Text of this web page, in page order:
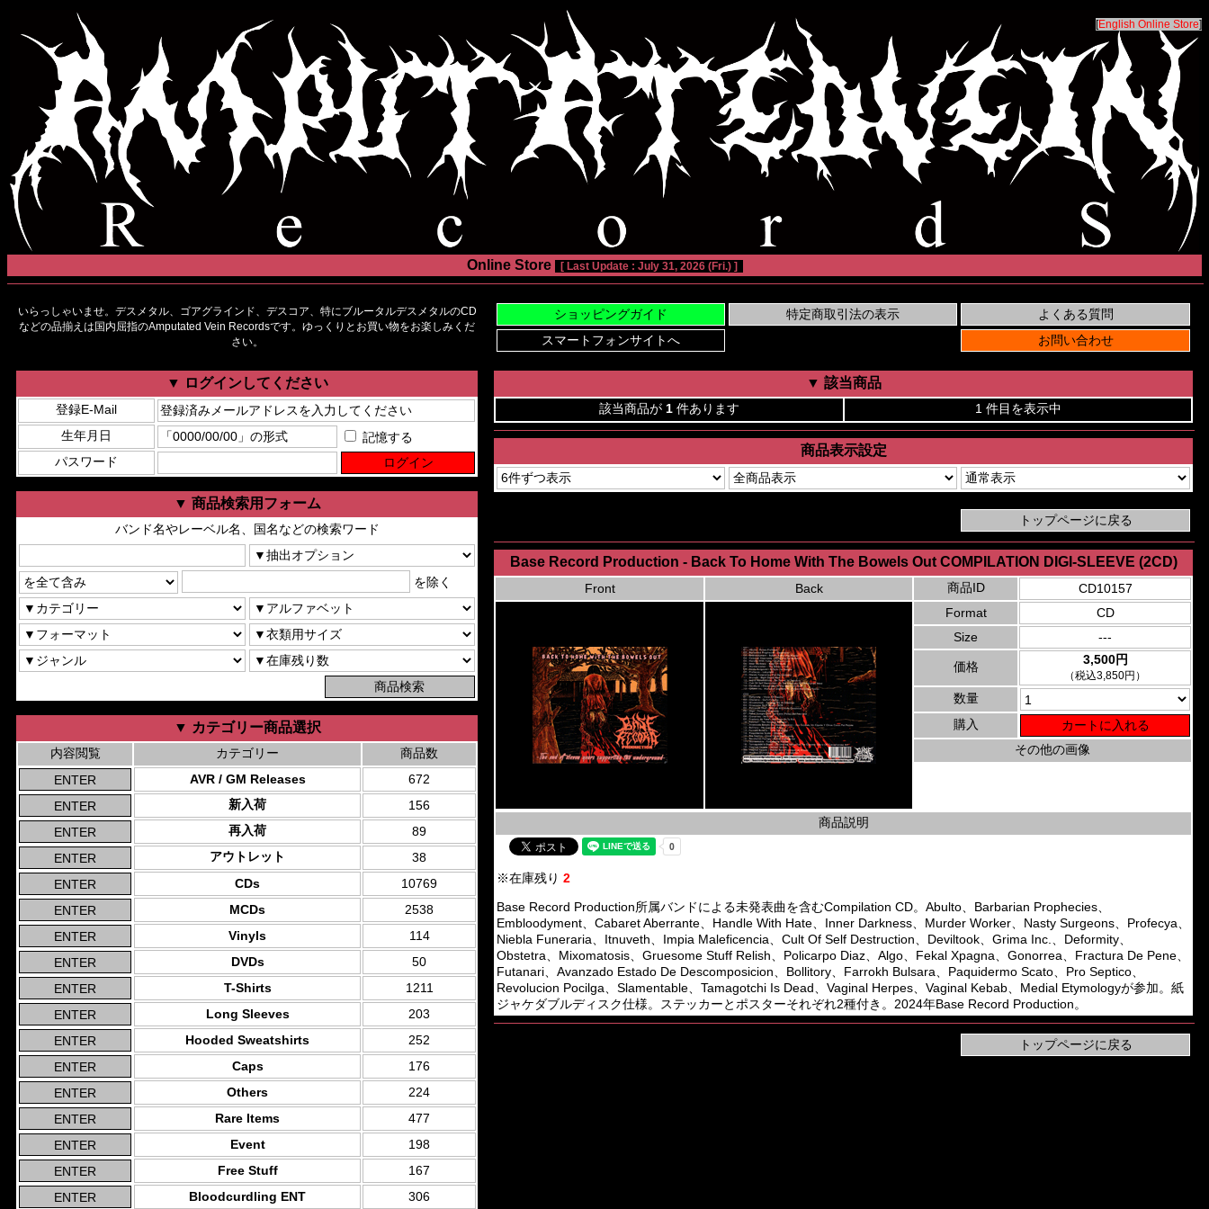
[English Online Store]
Online Store [ Last Update : July 31, 2026 (Fri.) ]
いらっしゃいませ。デスメタル、ゴアグラインド、デスコア、特にブルータルデスメタルのCD
などの品揃えは国内屈指のAmputated Vein Recordsです。ゆっくりとお買い物をお楽しみくだ
さい。
▼ ログインしてください
登録E-Mail
生年月日
記憶する
パスワード
▼ 商品検索用フォーム
バンド名やレーベル名、国名などの検索ワード
を除く
▼ カテゴリー商品選択
内容閲覧 カテゴリー
商品数
AVR / GM Releases
672
新入荷
156
再入荷
89
アウトレット
38
CDs
10769
MCDs
2538
Vinyls
114
DVDs
50
T-Shirts
1211
Long Sleeves
203
Hooded Sweatshirts
252
Caps
176
Others
224
Rare Items
477
Event
198
Free Stuff
167
Bloodcurdling ENT
306
▼ 該当商品
該当商品が 1 件あります 1 件目を表示中
商品表示設定
Base Record Production - Back To Home With The Bowels Out COMPILATION DIGI-SLEEVE (2CD)
Front Back 商品ID
CD10157
Format
CD
Size
---
価格 3,500円
（税込3,850円）
数量
購入
その他の画像
商品説明
※在庫残り 2
Base Record Production所属バンドによる未発表曲を含むCompilation CD。Abulto、Barbarian Prophecies、
Embloodyment、Cabaret Aberrante、Handle With Hate、Inner Darkness、Murder Worker、Nasty Surgeons、Profecya、
Niebla Funeraria、Itnuveth、Impia Maleficencia、Cult Of Self Destruction、Deviltook、Grima Inc.、Deformity、
Obstetra、Mixomatosis、Gruesome Stuff Relish、Policarpo Diaz、Algo、Fekal Xpagna、Gonorrea、Fractura De Pene、
Futanari、Avanzado Estado De Descomposicion、Bollitory、Farrokh Bulsara、Paquidermo Scato、Pro Septico、
Revolucion Pocilga、Slamentable、Tamagotchi Is Dead、Vaginal Herpes、Vaginal Kebab、Medial Etymologyが参加。紙
ジャケダブルディスク仕様。ステッカーとポスターそれぞれ2種付き。2024年Base Record Production。